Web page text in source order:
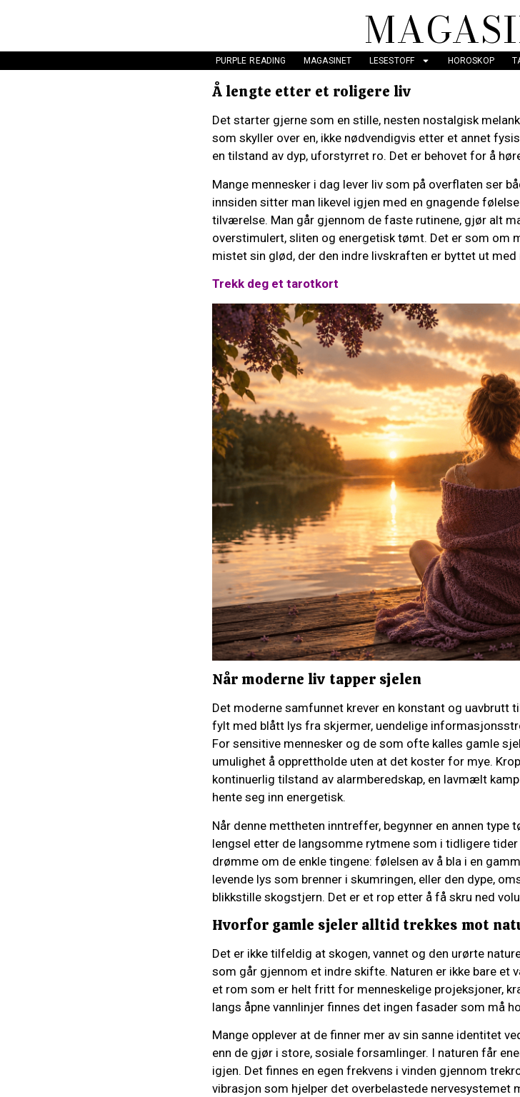
PURPLE READING MAGASINET LESESTOFF HOROSKOP
Å lengte etter et roligere liv
Det starter gjerne som en stille, nesten nostalgisk
som skyller over en, ikke nødvendigvis etter et annet
en tilstand av dyp, uforstyrret ro. Det er behovet for å
Mange mennesker i dag lever liv som på overflaten ser
innsiden sitter man likevel igjen med en gnagende
tilværelse. Man går gjennom de faste rutinene, gjør alt
overstimulert, sliten og energetisk tømt. Det er som om
mistet sin glød, der den indre livskraften er byttet ut med
Trekk deg et tarotkort
Når moderne liv tapper sjelen
Det moderne samfunnet krever en konstant og uavbrutt
fylt med blått lys fra skjermer, uendelige
For sensitive mennesker og de som ofte kalles gamle
umulighet å opprettholde uten at det koster for mye.
kontinuerlig tilstand av alarmberedskap, en lavmælt
hente seg inn energetisk.
Når denne mettheten inntreffer, begynner en annen type
lengsel etter de langsomme rytmene som i tidligere tider
drømme om de enkle tingene: følelsen av å bla i en
levende lys som brenner i skumringen, eller den dype,
blikkstille skogstjern. Det er et rop etter å få skru ned
Hvorfor gamle sjeler alltid trekkes mot
Det er ikke tilfeldig at skogen, vannet og den urørte
som går gjennom et indre skifte. Naturen er ikke bare et
et rom som er helt fritt for menneskelige projeksjoner,
langs åpne vannlinjer finnes det ingen fasader som må
Mange opplever at de finner mer av sin sanne identitet
enn de gjør i store, sosiale forsamlinger. I naturen får
igjen. Det finnes en egen frekvens i vinden gjennom
vibrasjon som hjelper det overbelastede nervesystemet